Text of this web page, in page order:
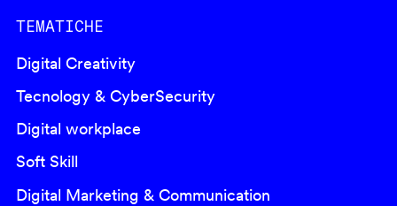
TEMATICHE
Digital Creativity
Tecnology & CyberSecurity
Digital workplace
Soft Skill
Digital Marketing & Communication